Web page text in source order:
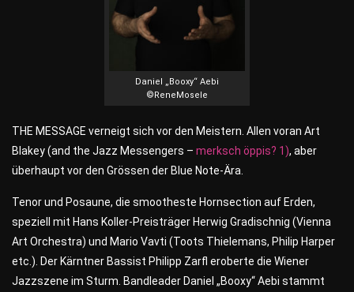
Daniel „Booxy“ Aebi
©ReneMosele
THE MESSAGE verneigt sich vor den Meistern. Allen voran Art
Blakey (and the Jazz Messengers – merksch öppis? 1), aber
überhaupt vor den Grössen der Blue Note-Ära.
Tenor und Posaune, die smootheste Hornsection auf Erden,
speziell mit Hans Koller-Preisträger Herwig Gradischnig (Vienna
Art Orchestra) und Mario Vavti (Toots Thielemans, Philip Harper
etc.). Der Kärntner Bassist Philipp Zarfl eroberte die Wiener
Jazzszene im Sturm. Bandleader Daniel „Booxy“ Aebi stammt